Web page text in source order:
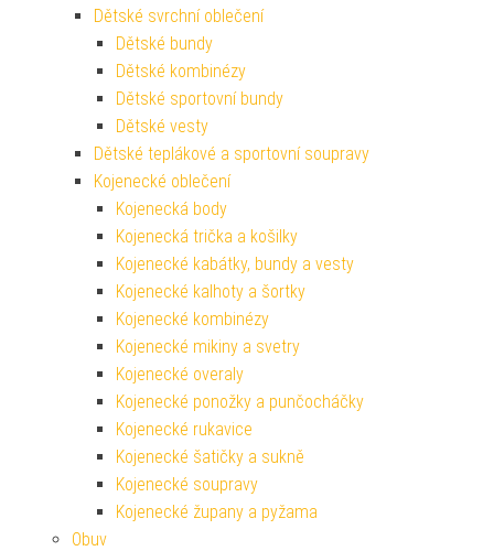
Dětské svrchní oblečení
Dětské bundy
Dětské kombinézy
Dětské sportovní bundy
Dětské vesty
Dětské teplákové a sportovní soupravy
Kojenecké oblečení
Kojenecká body
Kojenecká trička a košilky
Kojenecké kabátky, bundy a vesty
Kojenecké kalhoty a šortky
Kojenecké kombinézy
Kojenecké mikiny a svetry
Kojenecké overaly
Kojenecké ponožky a punčocháčky
Kojenecké rukavice
Kojenecké šatičky a sukně
Kojenecké soupravy
Kojenecké župany a pyžama
Obuv